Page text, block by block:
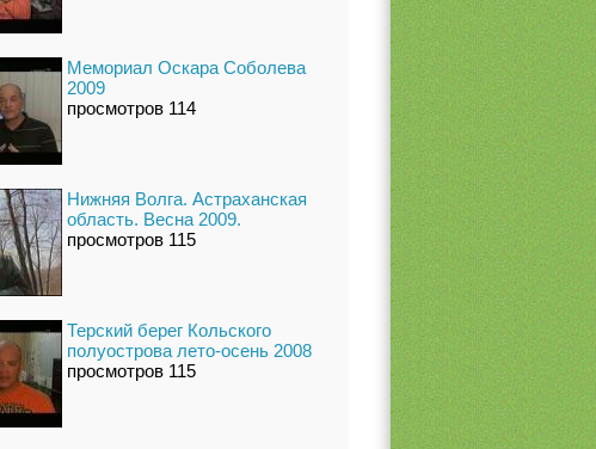
Мемориал Оскара Соболева
2009
просмотров 114
Нижняя Волга. Астраханская
область. Весна 2009.
просмотров 115
Терский берег Кольского
полуострова лето-осень 2008
просмотров 115